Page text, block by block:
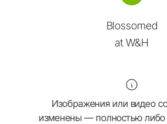
Blossomed
at W&H
Изображения или видео
изменены — полностью либо